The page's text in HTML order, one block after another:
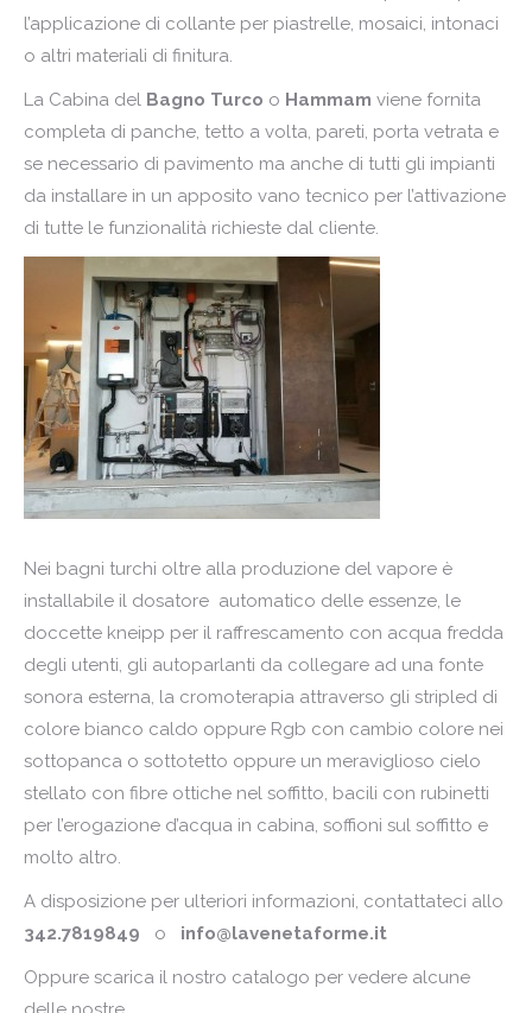
l’applicazione di collante per piastrelle, mosaici, intonaci
o altri materiali di finitura.
La Cabina del Bagno Turco o Hammam viene fornita
completa di panche, tetto a volta, pareti, porta vetrata e
se necessario di pavimento ma anche di tutti gli impianti
da installare in un apposito vano tecnico per l’attivazione
di tutte le funzionalità richieste dal cliente.
Nei bagni turchi oltre alla produzione del vapore è
installabile il dosatore automatico delle essenze, le
doccette kneipp per il raffrescamento con acqua fredda
degli utenti, gli autoparlanti da collegare ad una fonte
sonora esterna, la cromoterapia attraverso gli stripled di
colore bianco caldo oppure Rgb con cambio colore nei
sottopanca o sottotetto oppure un meraviglioso cielo
stellato con fibre ottiche nel soffitto, bacili con rubinetti
per l’erogazione d’acqua in cabina, soffioni sul soffitto e
molto altro.
A disposizione per ulteriori informazioni, contattateci allo
342.7819849 o info@lavenetaforme.it
Oppure scarica il nostro catalogo per vedere alcune